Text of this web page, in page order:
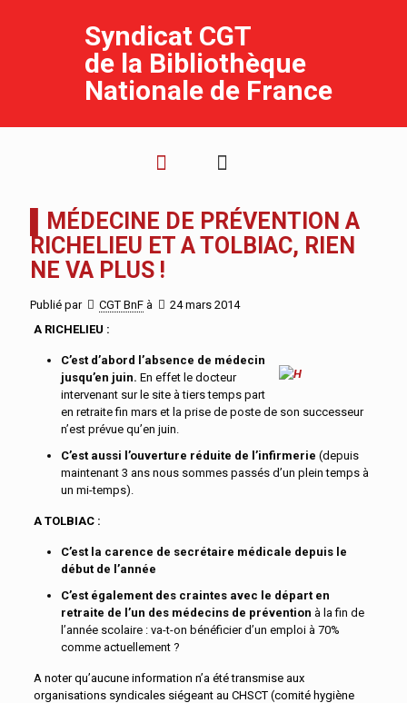
Syndicat CGT
de la Bibliothèque
Nationale de France
▌MÉDECINE DE PRÉVENTION A
RICHELIEU ET A TOLBIAC, RIEN
NE VA PLUS !
Publié par CGT BnF à
24 mars 2014
A RICHELIEU :
C’est d’abord l’absence de médecin
jusqu’en juin. En effet le docteur
intervenant sur le site à tiers temps part
en retraite fin mars et la prise de poste de son successeur
n’est prévue qu’en juin.
C’est aussi l’ouverture réduite de l’infirmerie (depuis
maintenant 3 ans nous sommes passés d’un plein temps à
un mi-temps).
A TOLBIAC :
C’est la carence de secrétaire médicale depuis le
début de l’année
C’est également des craintes avec le départ en
retraite de l’un des médecins de prévention à la fin de
l’année scolaire : va-t-on bénéficier d’un emploi à 70%
comme actuellement ?
A noter qu’aucune information n’a été transmise aux
organisations syndicales siégeant au CHSCT (comité hygiène